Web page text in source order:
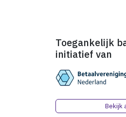
Toegankelijk
initiatief van
Bekijk